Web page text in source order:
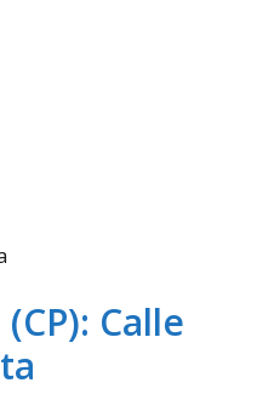
Calle